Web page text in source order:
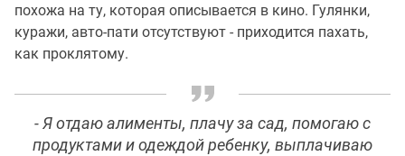
похожа на ту, которая описывается в кино. Гулянки,
куражи, авто-пати отсутствуют - приходится пахать,
как проклятому.
- Я отдаю алименты, плачу за сад, помогаю с
продуктами и одеждой ребенку, выплачиваю